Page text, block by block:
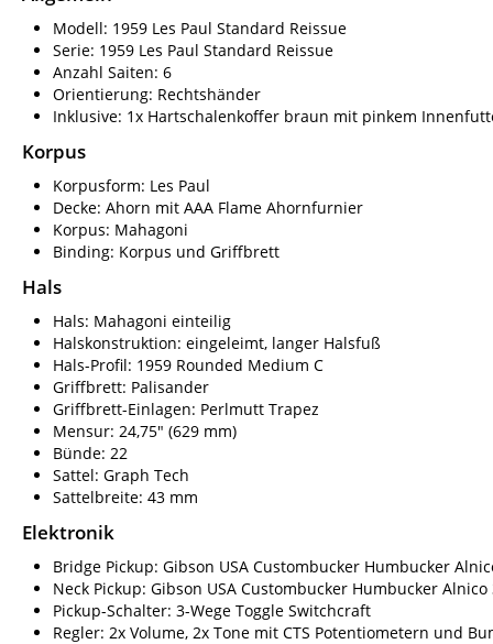
Modell: 1959 Les Paul Standard Reissue
Serie: 1959 Les Paul Standard Reissue
Anzahl Saiten: 6
Orientierung: Rechtshänder
Inklusive: 1x Hartschalenkoffer braun mit pinkem
Korpus
Korpusform: Les Paul
Decke: Ahorn mit AAA Flame Ahornfurnier
Korpus: Mahagoni
Binding: Korpus und Griffbrett
Hals
Hals: Mahagoni einteilig
Halskonstruktion: eingeleimt, langer Halsfuß
Hals-Profil: 1959 Rounded Medium C
Griffbrett: Palisander
Griffbrett-Einlagen: Perlmutt Trapez
Mensur: 24,75" (629 mm)
Bünde: 22
Sattel: Graph Tech
Sattelbreite: 43 mm
Elektronik
Bridge Pickup: Gibson USA Custombucker Humbucker
Neck Pickup: Gibson USA Custombucker Humbucker Alnico
Pickup-Schalter: 3-Wege Toggle Switchcraft
Regler: 2x Volume, 2x Tone mit CTS Potentiometern und